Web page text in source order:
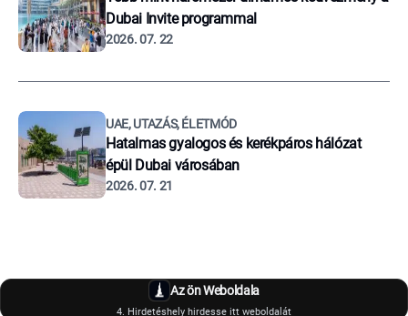
Dubai Invite programmal
2026. 07. 22
UAE, UTAZÁS, ÉLETMÓD
Hatalmas gyalogos és kerékpáros hálózat
épül Dubai városában
2026. 07. 21
Az ön Weboldala
4. Hirdetéshely hirdesse itt weboldalát